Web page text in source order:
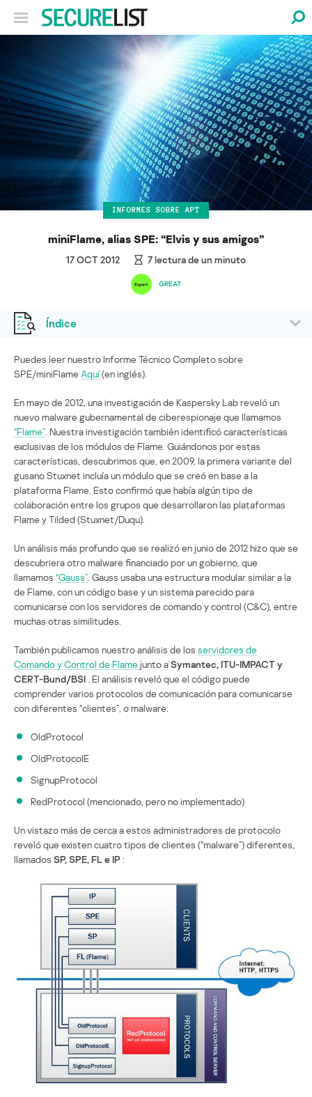
INFORMES SOBRE APT
miniFlame, alias SPE: “Elvis y sus amigos”
17 OCT 2012 7lectura de un minuto
GREAT
Índice
Puedes leer nuestro Informe Técnico Completo sobre
SPE/miniFlame Aquí(en inglés).
En mayo de 2012, una investigación de Kaspersky Lab reveló un
nuevo malware gubernamental de ciberespionaje que llamamos
“Flame” . Nuestra investigación también identificó características
exclusivas de los módulos de Flame. Guiándonos por estas
características, descubrimos que, en 2009, la primera variante del
gusano Stuxnet incluía un módulo que se creó en base a la
plataforma Flame. Esto confirmó que había algún tipo de
colaboración entre los grupos que desarrollaron las plataformas
Flame y Tilded (Stuxnet/Duqu).
Un análisis más profundo que se realizó en junio de 2012 hizo que se
descubriera otro malware financiado por un gobierno, que
llamamos “Gauss” . Gauss usaba una estructura modular similar a la
de Flame, con un código base y un sistema parecido para
comunicarse con los servidores de comando y control (C&C), entre
muchas otras similitudes.
También publicamos nuestro análisis de los servidores de
Comando y Control de Flame junto aSymantec, ITU-IMPACT y
CERT-Bund/BSI . El análisis reveló que el código puede
comprender varios protocolos de comunicación para comunicarse
con diferentes “clientes”, o malware:
OldProtocol
OldProtocolE
SignupProtocol
RedProtocol (mencionado, pero no implementado)
Un vistazo más de cerca a estos administradores de protocolo
reveló que existen cuatro tipos de clientes (“malware”) diferentes,
llamados SP, SPE, FL e IP :